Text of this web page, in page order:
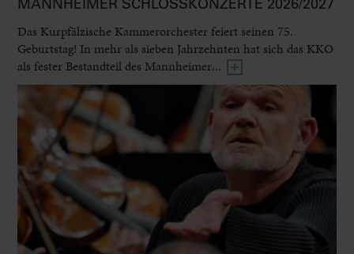
MANNHEIMER SCHLOSSKONZERTE 2026/2027
Das Kurpfälzische Kammerorchester feiert seinen 75.
Geburtstag! In mehr als sieben Jahrzehnten hat sich das KKO
als fester Bestandteil des Mannheimer...